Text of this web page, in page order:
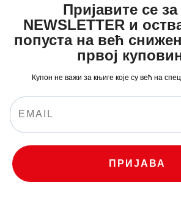
Пријавите се
NEWSLETTER и
попуста на већ
првој
Купон не важи за књиге које су већ на
ПРИЈАВА